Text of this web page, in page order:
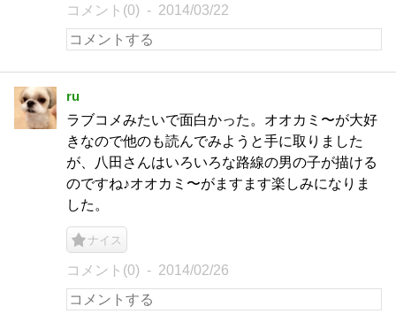
コメント(0) 2014/03/22
ru
ラブコメみたいで面白かった。オオカミ〜が大好
きなので他のも読んでみようと手に取りました
が、八田さんはいろいろな路線の男の子が描ける
のですね♪オオカミ〜がますます楽しみになりま
した。
ナイス
コメント(0) 2014/02/26